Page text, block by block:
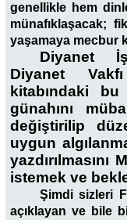
genellikle hem
münafıklaşacak;
yaşamaya mecbur
Diyanet
Diyanet
kitabındaki
günahını
değiştirilip
uygun
istemek ve
Şimdi sizleri
açıklayan ve bile